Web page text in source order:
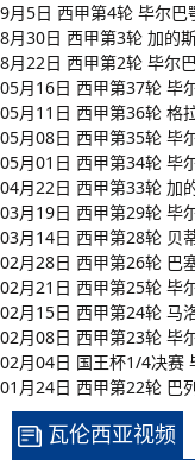
9月5日 西甲第4轮 毕尔巴
8月30日 西甲第3轮 加的
8月22日 西甲第2轮 毕尔
05月16日 西甲第37轮 毕
05月11日 西甲第36轮 格
05月08日 西甲第35轮 毕
05月01日 西甲第34轮 毕
04月22日 西甲第33轮 加
03月19日 西甲第29轮 毕
03月14日 西甲第28轮 贝
02月28日 西甲第26轮 巴
02月21日 西甲第25轮 毕
02月15日 西甲第24轮 马
02月08日 西甲第23轮 毕
02月04日 国王杯1/4决赛
01月24日 西甲第22轮 巴
瓦伦西亚视频